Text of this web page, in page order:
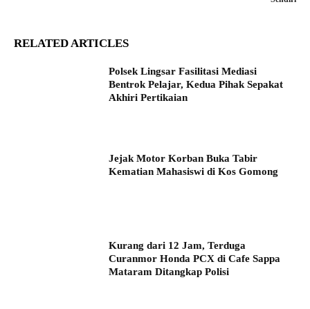
RELATED ARTICLES
Polsek Lingsar Fasilitasi Mediasi
Bentrok Pelajar, Kedua Pihak Sepakat
Akhiri Pertikaian
Jejak Motor Korban Buka Tabir
Kematian Mahasiswi di Kos Gomong
Kurang dari 12 Jam, Terduga
Curanmor Honda PCX di Cafe Sappa
Mataram Ditangkap Polisi